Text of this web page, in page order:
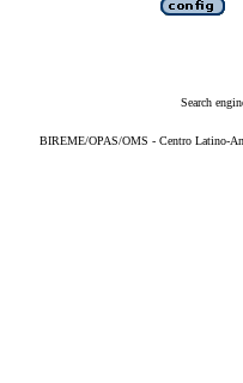
Search
BIREME/OPAS/OMS - Centro Latino-